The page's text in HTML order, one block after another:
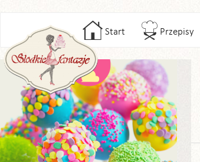
Start Przepisy